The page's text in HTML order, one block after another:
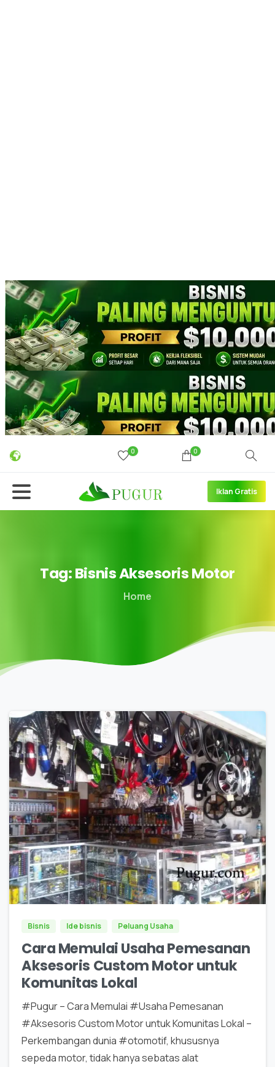
0 0
Iklan Gratis
Tag:BisnisAksesorisMotor
Home
0 0
Bisnis Ide bisnis Peluang Usaha
Cara Memulai Usaha Pemesanan
Aksesoris Custom Motor untuk
Komunitas Lokal
#Pugur – Cara Memulai #Usaha Pemesanan
#Aksesoris Custom Motor untuk Komunitas Lokal –
Perkembangan dunia #otomotif, khususnya
sepeda motor, tidak hanya sebatas alat